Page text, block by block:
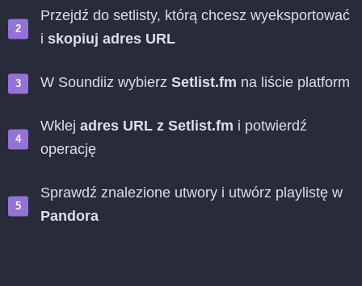
Przejdź do setlisty, którą chcesz wyeksportować
i skopiuj adres URL
W Soundiiz wybierz Setlist.fm na liście platform
Wklej adres URL z Setlist.fm i potwierdź
operację
Sprawdź znalezione utwory i utwórz playlistę w
Pandora